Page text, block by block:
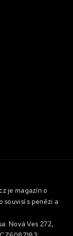
je magazín o
souvisí s penězi a
Nová Ves 272,